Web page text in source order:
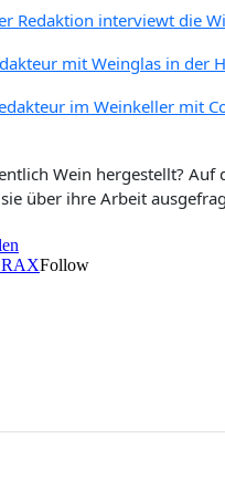
Wein hergestellt? Auf
über ihre Arbeit